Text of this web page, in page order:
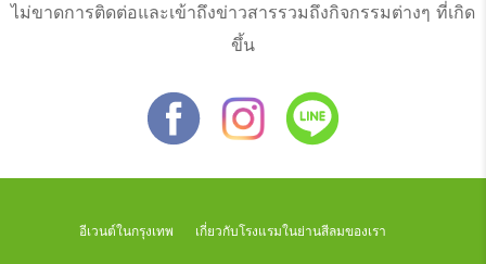
ไม่ขาดการติดต่อและเข้าถึงข่าวสารรวมถึงกิจกรรมต่างๆ ที่เกิด
ขึ้น
อีเวนต์ในกรุงเทพ เกี่ยวกับโรงแรมในย่านสีลมของเรา